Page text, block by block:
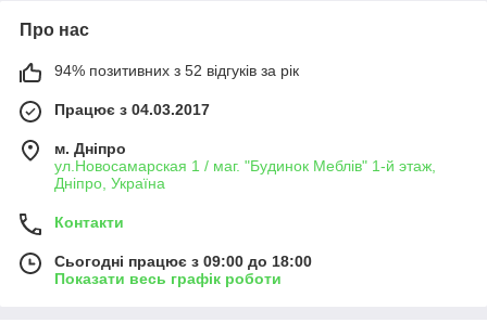
Про нас
94% позитивних з 52 відгуків за рік
Працює з 04.03.2017
м. Дніпро
ул.Новосамарская 1 / маг. "Будинок Меблiв" 1-й этаж,
Дніпро, Україна
Контакти
Сьогодні працює з 09:00 до 18:00
Показати весь графік роботи